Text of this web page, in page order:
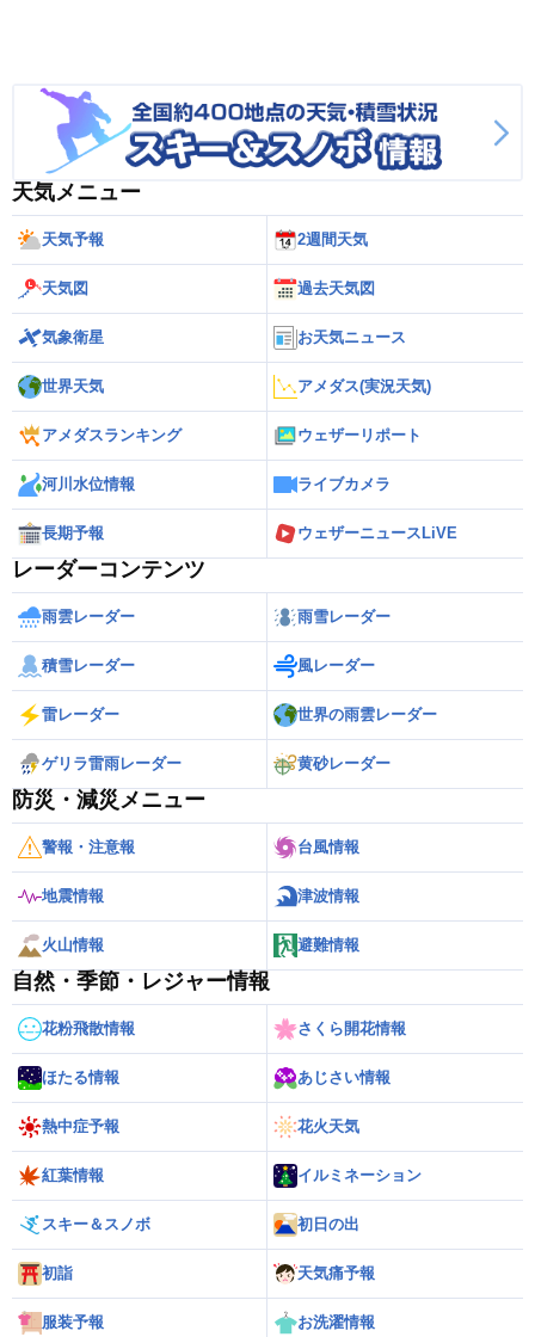
天気メニュー
天気予報 2週間天気
天気図 過去天気図
気象衛星 お天気ニュース
世界天気 アメダス(実況天気)
アメダスランキング ウェザーリポート
河川水位情報 ライブカメラ
長期予報 ウェザーニュースLiVE
レーダーコンテンツ
雨雲レーダー 雨雪レーダー
積雪レーダー 風レーダー
雷レーダー 世界の雨雲レーダー
ゲリラ雷雨レーダー 黄砂レーダー
防災・減災メニュー
警報・注意報 台風情報
地震情報 津波情報
火山情報 避難情報
自然・季節・レジャー情報
花粉飛散情報 さくら開花情報
ほたる情報 あじさい情報
熱中症予報 花火天気
紅葉情報 イルミネーション
スキー＆スノボ 初日の出
初詣 天気痛予報
服装予報 お洗濯情報